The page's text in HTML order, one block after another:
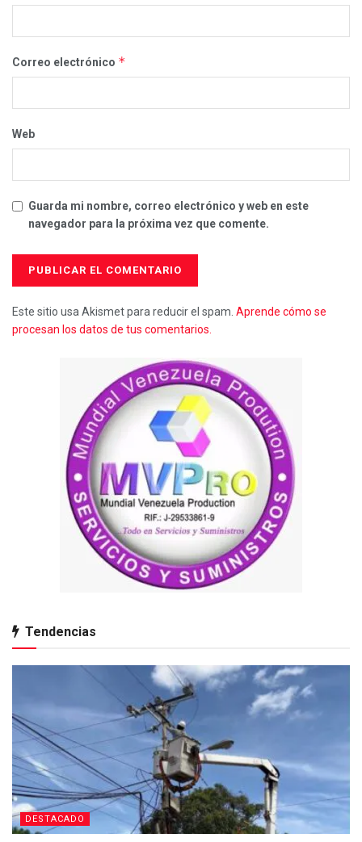
Correo electrónico *
Web
Guarda mi nombre, correo electrónico y web en este
navegador para la próxima vez que comente.
Este sitio usa Akismet para reducir el spam. Aprende cómo se
procesan los datos de tus comentarios.
Tendencias
DESTACADO